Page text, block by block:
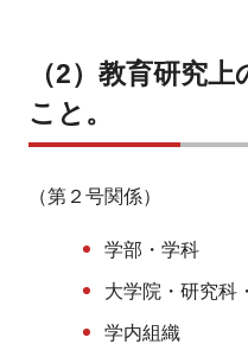
（2）教育研究
こと。
（第２号関係）
学部・学科
大学院・研究科
学内組織